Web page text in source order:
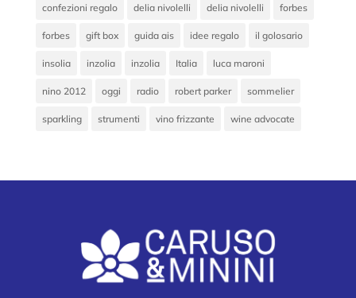
confezioni regalo delia nivolelli delia nivolelli forbes
forbes gift box guida ais idee regalo il golosario
insolia inzolia inzolia Italia luca maroni
nino 2012 oggi radio robert parker sommelier
sparkling strumenti vino frizzante wine advocate